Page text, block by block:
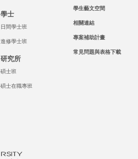
學士
日間學士班
進修學士班
研究所
碩士班
碩士在職專班
學生藝文空間
相關連結
專案補助計畫
常見問題與表格下載